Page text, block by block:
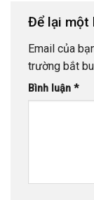
Để lại một
Email của
trường bắt
Bình luận *